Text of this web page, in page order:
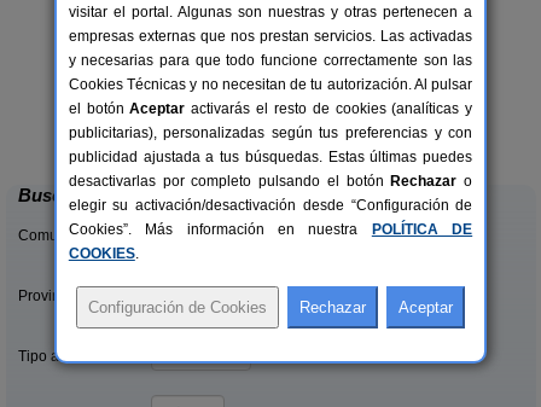
2-14 pers.
desde 23 €
Apartamentos turísticos Tárrega
Al Bon Pas Rural
Boldú (Lleida)
Buscar
Comunidades:
Provincias/Islas:
Tipo alquiler:
visitar el portal. Algunas son nuestras y otras pertenecen a
empresas externas que nos prestan servicios. Las activadas
y necesarias para que todo funcione correctamente son las
Cookies Técnicas y no necesitan de tu autorización. Al pulsar
el botónAceptar activarás el resto de cookies (analíticas y
publicitarias), personalizadas según tus preferencias y con
publicidad ajustada a tus búsquedas. Estas últimas puedes
desactivarlas por completo pulsando el botón Rechazar o
elegir su activación/desactivación desde “Configuración de
Cookies”. Más información en nuestra
POLÍTICA DE
COOKIES.